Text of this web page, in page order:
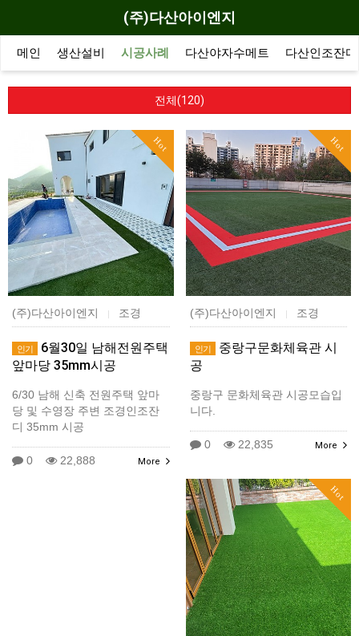
(주)다산아이엔지
메인 생산설비 시공사례 다산야자수메트 다산인조잔디
전체(120)
Hot
(주)다산아이엔지 | 조경
인기
6월30일 남해전원주택
앞마당 35mm시공
6/30 남해 신축 전원주택 앞마
당 및 수영장 주변 조경인조잔
디 35mm 시공
0 22,888 More
Hot
(주)다산아이엔지 | 조경
인기
중랑구문화체육관 시
공
중랑구 문화체육관 시공모습입
니다.
0 22,835 More
Hot